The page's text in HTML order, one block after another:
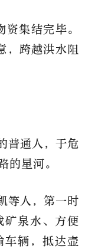
集结完毕。
，跨越洪水阻
普通人，于危
的星河。
等人，第一时
泉水、方便
车辆，抵达壶